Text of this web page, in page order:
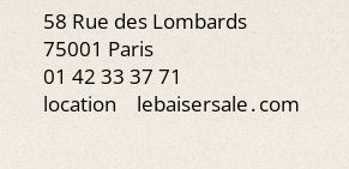
58 Rue des Lombards
75001 Paris
01 42 33 37 71
location
lebaisersale․com